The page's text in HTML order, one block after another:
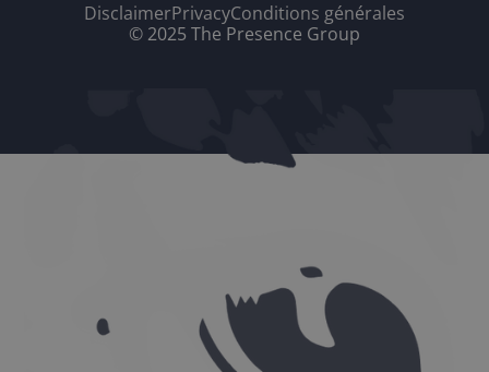
DisclaimerPrivacyConditions générales
© 2025 The Presence Group